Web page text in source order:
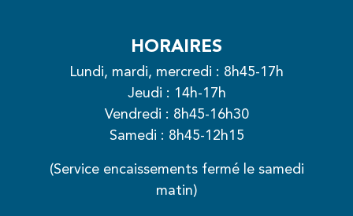
HORAIRES
Lundi, mardi, mercredi : 8h45-17h
Jeudi : 14h-17h
Vendredi : 8h45-16h30
Samedi : 8h45-12h15
(Service encaissements fermé le samedi
matin)